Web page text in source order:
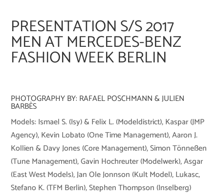
PRESENTATION S/S 2017
MEN AT MERCEDES-BENZ
FASHION WEEK BERLIN
PHOTOGRAPHY BY: RAFAEL POSCHMANN & JULIEN
BARBÈS
Models: Ismael S. (Isy) & Felix L. (Modeldistrict), Kaspar (JMP
Agency), Kevin Lobato (One Time Management), Aaron J.
Kollien & Davy Jones (Core Management), Simon Tönneßen
(Tune Management), Gavin Hochreuter (Modelwerk), Asgar
(East West Models), Jan Ole Jonnson (Kult Model), Lukasc,
Stefano K. (TFM Berlin), Stephen Thompson (Inselberg)